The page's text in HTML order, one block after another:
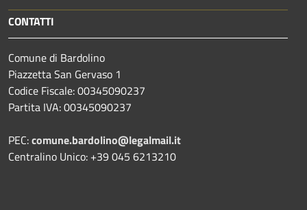
CONTATTI
Comune di Bardolino
Piazzetta San Gervaso 1
Codice Fiscale: 00345090237
Partita IVA: 00345090237
PEC:comune.bardolino@legalmail.it
Centralino Unico: +39 045 6213210